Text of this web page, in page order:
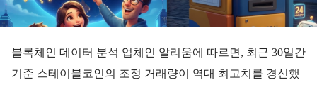
블록체인 데이터 분석 업체인 알리움에 따르면, 최근 30일간
기준 스테이블코인의 조정 거래량이 역대 최고치를 경신했